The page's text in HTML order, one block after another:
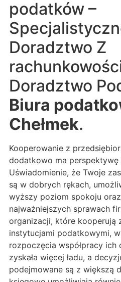
podatków –
Doradztwo Z
Doradztwo
Biura
Chełmek.
Kooperowanie z
dodatkowo ma perspektywę
Uświadomienie, że Twoje
są w dobrych rękach,
wyższy poziom spokoju
najważniejszych sprawach
organizacji, które kooperują
instytucjami podatkowymi,
rozpoczęcia współpracy ich
zyskała więcej ładu, a
podejmowane są z większą